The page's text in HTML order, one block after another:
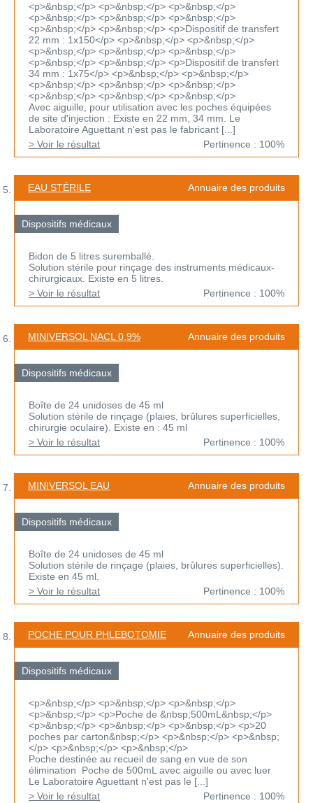
<p>&nbsp;</p> <p>&nbsp;</p> <p>&nbsp;</p>
<p>&nbsp;</p> <p>&nbsp;</p> <p>&nbsp;</p>
<p>&nbsp;</p> <p>&nbsp;</p> <p>Dispositif de transfert
22 mm : 1x150</p> <p>&nbsp;</p> <p>&nbsp;</p>
<p>&nbsp;</p> <p>&nbsp;</p> <p>&nbsp;</p>
<p>&nbsp;</p> <p>&nbsp;</p> <p>Dispositif de transfert
34 mm : 1x75</p> <p>&nbsp;</p> <p>&nbsp;</p>
<p>&nbsp;</p> <p>&nbsp;</p> <p>&nbsp;</p>
<p>&nbsp;</p> <p>&nbsp;</p> <p>&nbsp;</p>
Avec aiguille, pour utilisation avec les poches équipées
de site d'injection : Existe en 22 mm, 34 mm. Le
Laboratoire Aguettant n'est pas le fabricant [...]
> Voir le résultat
Pertinence : 100%
EAU STÉRILE Annuaire des produits
Dispositifs médicaux
Bidon de 5 litres suremballé.
Solution stérile pour rinçage des instruments médicaux-
chirurgicaux. Existe en 5 litres.
> Voir le résultat
Pertinence : 100%
MINIVERSOL NACL 0,9% Annuaire des produits
Dispositifs médicaux
Boîte de 24 unidoses de 45 ml
Solution stérile de rinçage (plaies, brûlures superficielles,
chirurgie oculaire). Existe en : 45 ml
> Voir le résultat
Pertinence : 100%
MINIVERSOL EAU Annuaire des produits
Dispositifs médicaux
Boîte de 24 unidoses de 45 ml
Solution stérile de rinçage (plaies, brûlures superficielles).
Existe en 45 ml.
> Voir le résultat
Pertinence : 100%
POCHE POUR PHLEBOTOMIE Annuaire des produits
Dispositifs médicaux
<p>&nbsp;</p> <p>&nbsp;</p> <p>&nbsp;</p>
<p>&nbsp;</p> <p>Poche de &nbsp;500mL&nbsp;</p>
<p>&nbsp;</p> <p>&nbsp;</p> <p>&nbsp;</p> <p>20
poches par carton&nbsp;</p> <p>&nbsp;</p> <p>&nbsp;
</p> <p>&nbsp;</p> <p>&nbsp;</p>
Poche destinée au recueil de sang en vue de son
élimination Poche de 500mL avec aiguille ou avec luer
Le Laboratoire Aguettant n'est pas le [...]
> Voir le résultat
Pertinence : 100%